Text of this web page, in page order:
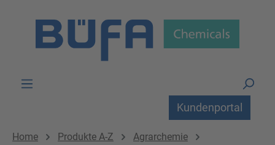
Kundenportal
Home Produkte A-Z
Agrarchemie